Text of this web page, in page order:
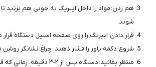
هم زدن: مواد را داخل ایبریک به خوبی هم بزنید
شوند.
قرار دادن: ایبریک را روی صفحه استیل دستگاه
شروع: دکمه پاور را فشار دهید. چراغ نشانگر
منتظر بمانید: دستگاه پس از ۲-